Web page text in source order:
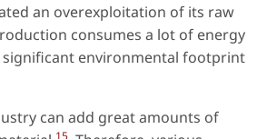
an overexploitation of its raw
consumes a lot of energy
significant environmental footprint
can add great amounts of
15